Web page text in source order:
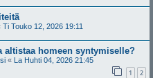
Ti Touko 12, 2026 19:11
altistaa homeen syntymiselle?
«
La Huhti 04, 2026 21:45
1 2